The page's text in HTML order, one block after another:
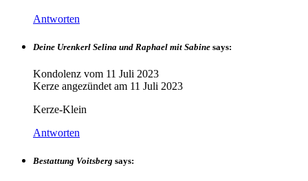
Antworten
Deine Urenkerl Selina und Raphael mit Sabine says:
Kondolenz vom 11 Juli 2023
Kerze angezündet am 11 Juli 2023
Kerze-Klein
Antworten
Bestattung Voitsberg says: